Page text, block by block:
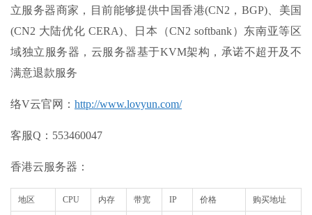
立服务器商家，目前能够提供中国香港(CN2，BGP)、美国
(CN2 大陆优化 CERA)、日本（CN2 softbank）东南亚等区
域独立服务器，云服务器基于KVM架构，承诺不超开及不
满意退款服务
络V云官网： http://www.lovyun.com/
客服Q：553460047
香港云服务器：
地区 CPU 内存 带宽 IP 价格 购买地址